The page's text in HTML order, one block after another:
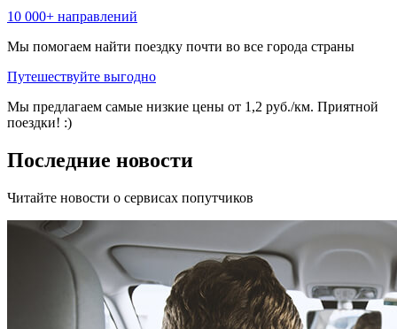
10 000+ направлений
Мы помогаем найти поездку почти во все города страны
Путешествуйте выгодно
Мы предлагаем самые низкие цены от 1,2 руб./км. Приятной
поездки! :)
Последние новости
Читайте новости о сервисах попутчиков